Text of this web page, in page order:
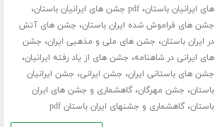
های ایرانیان باستان،pdf جشن های ایرانیان باستان ،
جشن های فراموش شده ایران باستان، جشن های آتش
در ایران باستان، جشن های ملی و مذهبی ایران، جشن
های ایرانی در شاهنامه، جشن های از یاد رفته ایرانیان،
جشن های باستانی ایران، جشن ایرانی، جشن ایرانیان
باستان، جشن مهرگان،گاهشماری و جشن های ایران
باستان،گاهشماری و جشنهای ایران باستان pdf